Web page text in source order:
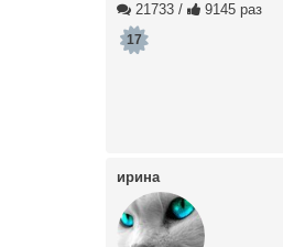
21733 / 9145 раз
17
ирина